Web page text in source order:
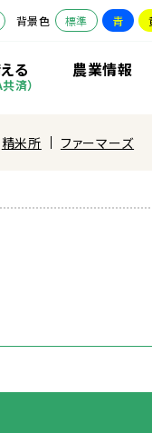
える
共済）
農業情報
背景色 標準 青
精米所 ファーマーズ